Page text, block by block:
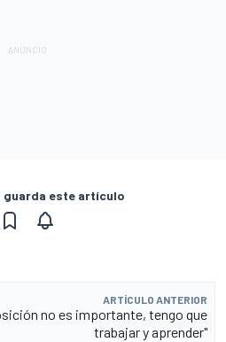
guarda este artículo
ARTÍCULO ANTERIOR
no es importante, tengo que
trabajar y aprender"